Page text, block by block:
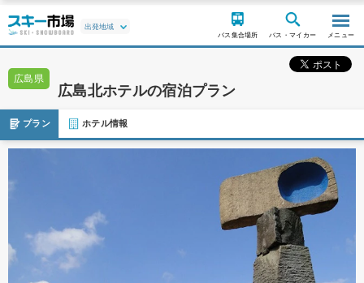
バス集合場所 バス・マイカー メニュー
広島県
広島北ホテルの宿泊プラン
プラン ホテル情報